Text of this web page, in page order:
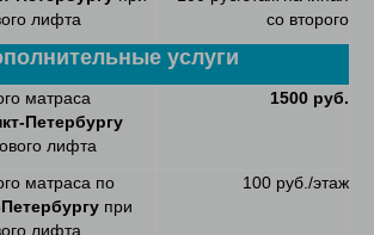
лифта
со второго
услуги
матраса
Петербургу
лифта
1500 руб.
матраса по
при
лифта
100 руб./этаж